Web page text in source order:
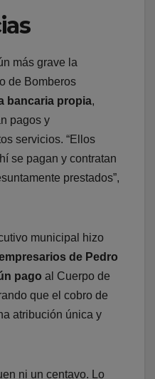
más grave la
de Bomberos
bancaria propia,
pagos y
servicios. “Ellos
se pagan y contratan
prestados”,
municipal hizo
de Pedro
pago al Cuerpo de
que el cobro de
atribución única y
ni un centavo. Lo